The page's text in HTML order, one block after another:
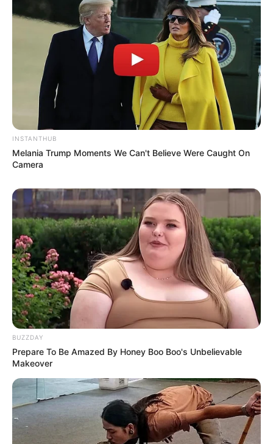
Shenina Cinnamon Megan Domani
Beby Tsabina Salshabilla Adriani
Alamat email Anda tidak akan dipublikasikan. Ruas yang wajib ditandai
INSTANTHUB
Melania Trump Moments We Can't Believe Were Caught On
Camera
BUZZDAY
Prepare To Be Amazed By Honey Boo Boo's Unbelievable
Makeover